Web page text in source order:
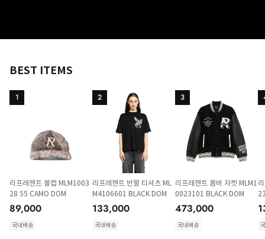
BEST ITEMS
1
리프레젠트 볼캡 MLM1003
28 55 CAMO DOM
89,000
국내배송
2
리프레젠트 반팔 티셔츠 ML
M4106601 BLACK DOM
133,000
국내배송
3
리프레젠트 봄버 자켓 MLM1
0023101 BLACK DOM
473,000
국내배송